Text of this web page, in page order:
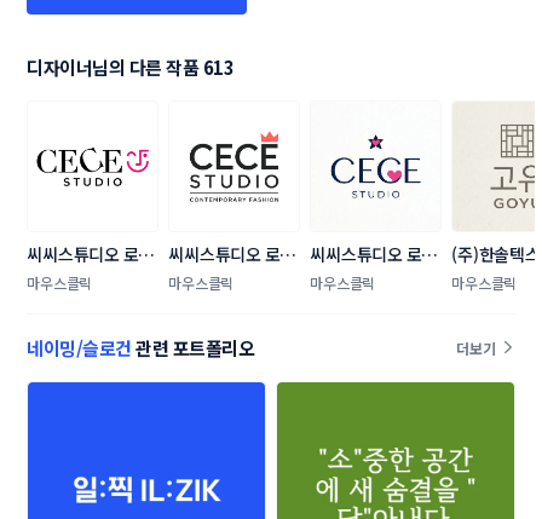
디자이너님의 다른 작품 613
씨씨스튜디오 로고
콘테스트
마우스클릭
씨씨스튜디오 로고
콘테스트
마우스클릭
씨씨스튜디오 로고
콘테스트
마우스클릭
(주)한솔텍
콘테스트
마우스클릭
네이밍/슬로건관련 포트폴리오 더보기